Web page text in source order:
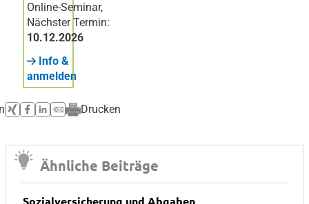
Online-Seminar,
Nächster Termin:
10.12.2026
Info &
anmelden
Drucken
Ähnliche Beiträge